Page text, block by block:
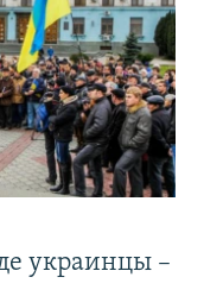
украинцы –